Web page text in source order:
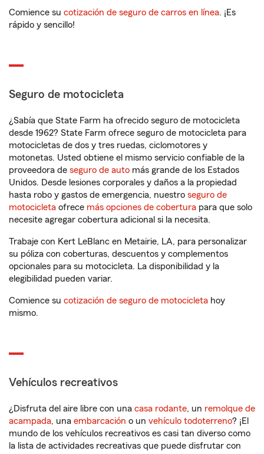
Comience su cotización de seguro de carros en línea. ¡Es
rápido y sencillo!
Seguro de motocicleta
¿Sabía que State Farm ha ofrecido seguro de motocicleta
desde 1962? State Farm ofrece seguro de motocicleta para
motocicletas de dos y tres ruedas, ciclomotores y
motonetas. Usted obtiene el mismo servicio confiable de la
proveedora de seguro de auto más grande de los Estados
Unidos. Desde lesiones corporales y daños a la propiedad
hasta robo y gastos de emergencia, nuestro seguro de
motocicleta ofrece más opciones de cobertura para que solo
necesite agregar cobertura adicional si la necesita.
Trabaje con Kert LeBlanc en Metairie, LA, para personalizar
su póliza con coberturas, descuentos y complementos
opcionales para su motocicleta. La disponibilidad y la
elegibilidad pueden variar.
Comience su cotización de seguro de motocicleta hoy
mismo.
Vehículos recreativos
¿Disfruta del aire libre con una casa rodante, un remolque de
acampada, una embarcación o un vehículo todoterreno? ¡El
mundo de los vehículos recreativos es casi tan diverso como
la lista de actividades recreativas que puede disfrutar con